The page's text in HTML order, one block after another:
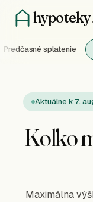
hypoteky
Predčasné splatenie
Aktuálne k 7.
Koľko
Maximálna